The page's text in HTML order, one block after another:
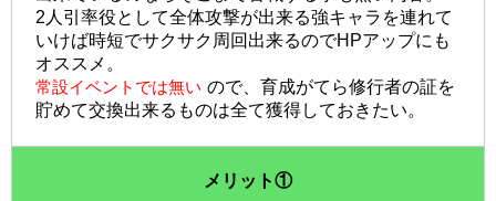
2人引率役として全体攻撃が出来る強キャラを連れて
いけば時短でサクサク周回出来るのでHPアップにも
オススメ。
常設イベントでは無い ので、育成がてら修行者の証を
貯めて交換出来るものは全て獲得しておきたい。
メリット①